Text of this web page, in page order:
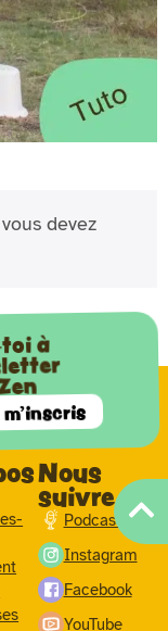
devez
à
m'inscris
Nous
suivre
Podcast
Instagram
Facebook
YouTube